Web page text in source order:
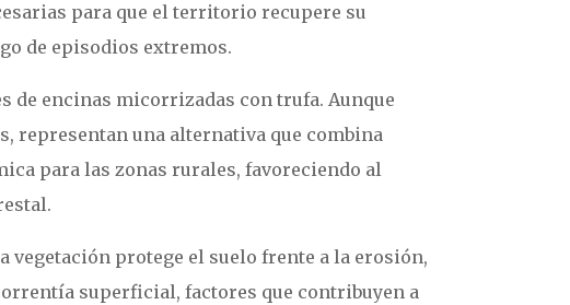
para que el territorio recupere su
de episodios extremos.
encinas micorrizadas con trufa. Aunque
representan una alternativa que combina
para las zonas rurales, favoreciendo al
vegetación protege el suelo frente a la erosión,
superficial, factores que contribuyen a